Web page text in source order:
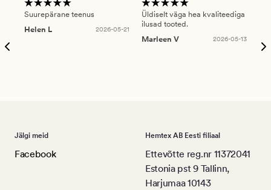
Suurepärane teenus
Helen L
2026-05-21
Üldiselt väga hea kvaliteediga
ilusad tooted.
Marleen V
2026-05-13
Jälgi meid
Facebook
Hemtex AB Eesti filiaal
Ettevõtte reg.nr 11372041
Estonia pst 9 Tallinn,
Harjumaa 10143